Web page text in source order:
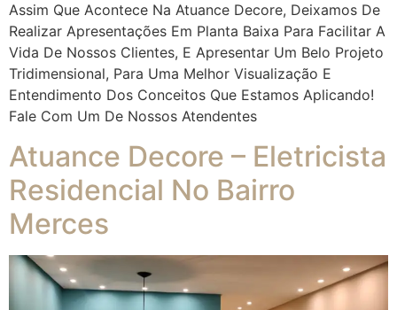
Assim Que Acontece Na Atuance Decore, Deixamos De
Realizar Apresentações Em Planta Baixa Para Facilitar A
Vida De Nossos Clientes, E Apresentar Um Belo Projeto
Tridimensional, Para Uma Melhor Visualização E
Entendimento Dos Conceitos Que Estamos Aplicando!
Fale Com Um De Nossos Atendentes
Atuance Decore – Eletricista
Residencial No Bairro
Merces